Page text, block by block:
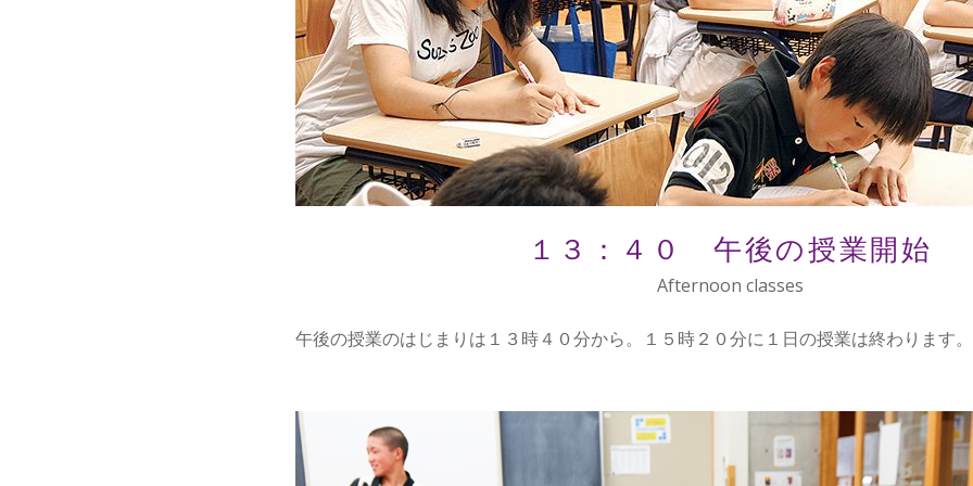
１３：４０ 午後の授業開始
Afternoon classes
午後の授業のはじまりは１３時４０分から。１５時２０分に１日の授業は終わります